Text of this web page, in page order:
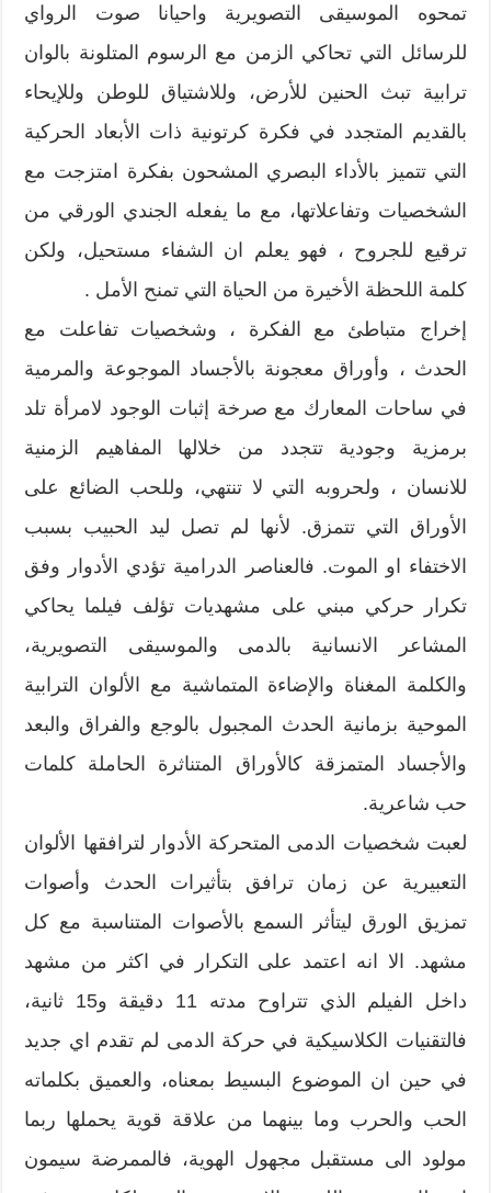
تمحوه الموسيقى التصويرية واحيانا صوت الرواي
للرسائل التي تحاكي الزمن مع الرسوم المتلونة بالوان
ترابية تبث الحنين للأرض، وللاشتياق للوطن وللإيحاء
بالقديم المتجدد في فكرة كرتونية ذات الأبعاد الحركية
التي تتميز بالأداء البصري المشحون بفكرة امتزجت مع
الشخصيات وتفاعلاتها، مع ما يفعله الجندي الورقي من
ترقيع للجروح ، فهو يعلم ان الشفاء مستحيل، ولكن
كلمة اللحظة الأخيرة من الحياة التي تمنح الأمل .
إخراج متباطئ مع الفكرة ، وشخصيات تفاعلت مع
الحدث ، وأوراق معجونة بالأجساد الموجوعة والمرمية
في ساحات المعارك مع صرخة إثبات الوجود لامرأة تلد
برمزية وجودية تتجدد من خلالها المفاهيم الزمنية
للانسان ، ولحروبه التي لا تنتهي، وللحب الضائع على
الأوراق التي تتمزق. لأنها لم تصل ليد الحبيب بسبب
الاختفاء او الموت. فالعناصر الدرامية تؤدي الأدوار وفق
تكرار حركي مبني على مشهديات تؤلف فيلما يحاكي
المشاعر الانسانية بالدمى والموسيقى التصويرية،
والكلمة المغناة والإضاءة المتماشية مع الألوان الترابية
الموحية بزمانية الحدث المجبول بالوجع والفراق والبعد
والأجساد المتمزقة كالأوراق المتناثرة الحاملة كلمات
حب شاعرية.
لعبت شخصيات الدمى المتحركة الأدوار لترافقها الألوان
التعبيرية عن زمان ترافق بتأثيرات الحدث وأصوات
تمزيق الورق ليتأثر السمع بالأصوات المتناسبة مع كل
مشهد. الا انه اعتمد على التكرار في اكثر من مشهد
داخل الفيلم الذي تتراوح مدته 11 دقيقة و15 ثانية،
فالتقنيات الكلاسيكية في حركة الدمى لم تقدم اي جديد
في حين ان الموضوع البسيط بمعناه، والعميق بكلماته
الحب والحرب وما بينهما من علاقة قوية يحملها ربما
مولود الى مستقبل مجهول الهوية، فالممرضة سيمون